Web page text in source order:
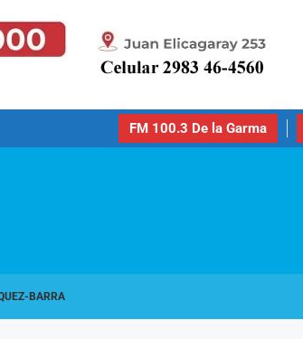
FM 100.3 De la Garma
BARRA